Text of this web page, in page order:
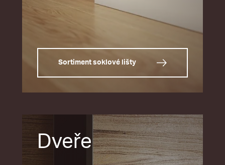
Sortiment soklové lišty
Dveře